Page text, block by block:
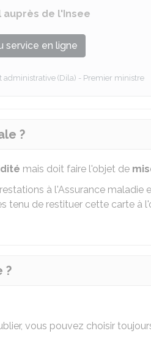
de l'Insee
service en ligne
(Dila) - Premier ministre
?
mais doit faire l'objet de
à l'Assurance maladie
tenu de restituer cette carte à
?
vous pouvez choisir